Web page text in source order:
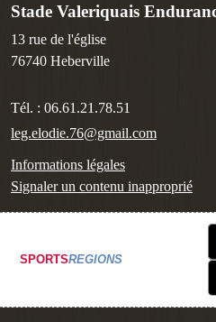
Stade Valeriquais
13 rue de l'église
76740 Heberville
Tél. : 06.61.21.78.51
leg.elodie.76@gmail.com
Informations légales
Signaler un contenu inapproprié
SPORTSREGIONS